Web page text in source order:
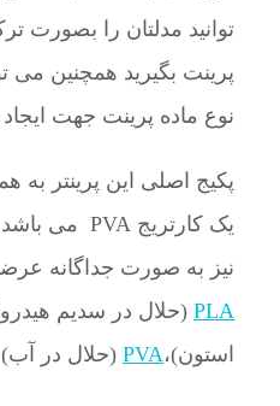
توانید مدلتان را بصورت
پرینت بگیرید همچنین می
نوع ماده پرینت جهت ایجاد
نیز به صورت جداگانه
PLA (حلال در سدیم
استون)،PVA (حلال در